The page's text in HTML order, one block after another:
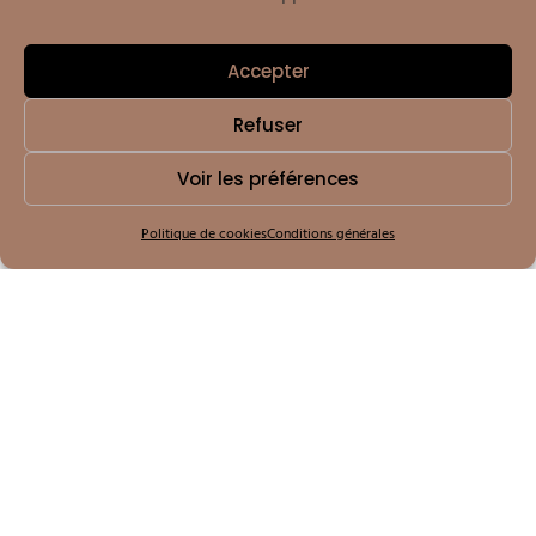
Accepter
Refuser
Voir les préférences
Politique de cookiesConditions générales
« Meilleure Agence Digitale À Montpellier : Guide
Webmaster 2023 »
[Input From AiModel-4]